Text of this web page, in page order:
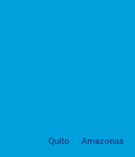
Quito Amazonas